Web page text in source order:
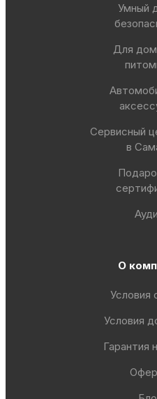
Умный
Для
Сервисный
в
О
Условия
Условия
Гарантия